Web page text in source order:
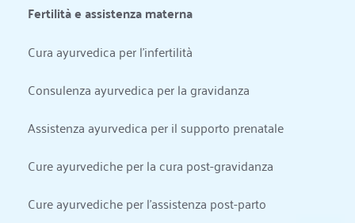
Fertilità e assistenza materna
Cura ayurvedica per l'infertilità
Consulenza ayurvedica per la gravidanza
Assistenza ayurvedica per il supporto prenatale
Cure ayurvediche per la cura post-gravidanza
Cure ayurvediche per l'assistenza post-parto